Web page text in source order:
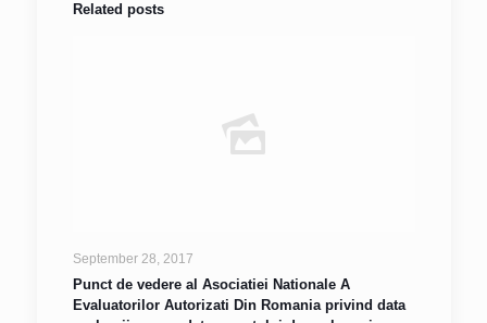
Related posts
September 28, 2017
Punct de vedere al Asociatiei Nationale A
Evaluatorilor Autorizati Din Romania privind data